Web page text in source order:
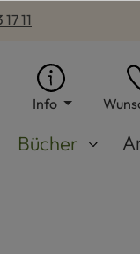
11
Info
Bücher